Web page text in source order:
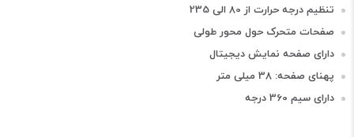
تنظیم درجه حرارت از 80 الی 235
صفحات متحرک حول محور طولی
دارای صفحه نمایش دیجیتال
پهنای صفحه: 38 میلی متر
دارای سیم 360 درجه